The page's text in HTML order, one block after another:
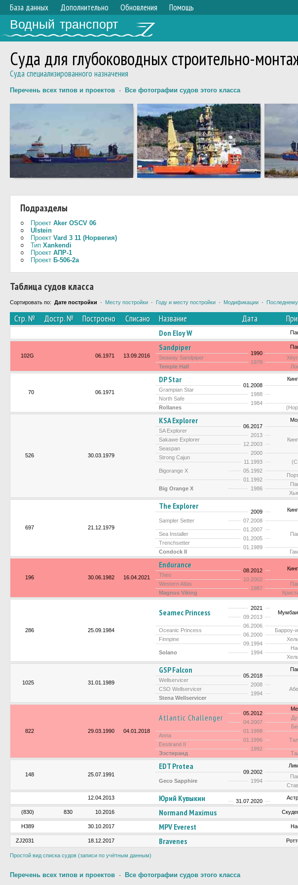
База данных Дополнительно Обновления Помощь
Водный транспорт
Суда для глубоководных строительно-
Суда специализированного назначения
Перечень всех типов и проектов · Все фотографии судов этого класса
Подразделы
○ Проект Aker OSCV 06
○ Ulstein
○
Проект Vard 3 11 (Норвегия)
○ Тип Xankendi
○
Проект АПР-1
○
Проект Б-506-2а
Таблица судов класса
Сортировать по: Дате постройки · Месту постройки · Году и месту постройки · Модификации ·
Стр. № Достр. № Построено Списано Название Дата
Don Eloy W
102G 06.1971 13.09.2016
Sandpiper
1990
Seaway Sandpiper
1978
Temple Hall
70 06.1971
DP Star
01.2008
Grampian Star
1988
North Safe
1984
Rollanes
526 30.03.1979
KSA Explorer
06.2017
SA Explorer
2013
Sakawe Explorer
12.2003
Seaspan
2000
Strong Cajun
11.1993
Bigorange X
05.1992
01.1992
Big Orange X 1986
697 21.12.1979
The Explorer
2009
Sampler Setter
07.2008
01.2007
Sea Installer
01.2005
Trenchsetter
01.1989
Condock II
196 30.06.1982 16.04.2021
Endurance
08.2012
Theo
10.2002
Western Atlas
1987
Magnus Viking
286 25.09.1984
Seamec Princess 2021
09.2013
06.2006
Oceanic Princess
06.2000
Барроу-
Finnpine
09.1994
Solano 1994
1025 31.01.1989
GSP Falcon
05.2018
Wellservicer
2008
CSO Wellservicer
1994
Stena Wellservicer
822 29.03.1990 04.01.2018
Atlantic Challenger 05.2012
04.2007
01.1998
Anna
01.1996
Eestirand II
1992
Ээстиранд
148 25.07.1991
EDT Protea
09.2002
Geco Sapphire 1994
12.04.2013 Юрий Кувыкин 31.07.2020
(830) 830 10.2016 Normand Maximus
H389 30.10.2017 MPV Everest
ZJ2031 18.12.2017 Bravenes
Простой вид списка судов (записи по учётным данным)
Перечень всех типов и проектов · Все фотографии судов этого класса